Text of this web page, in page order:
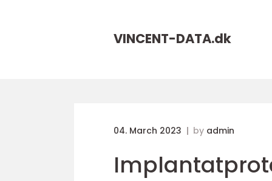
VINCENT-DATA.dk
04. March 2023 by admin